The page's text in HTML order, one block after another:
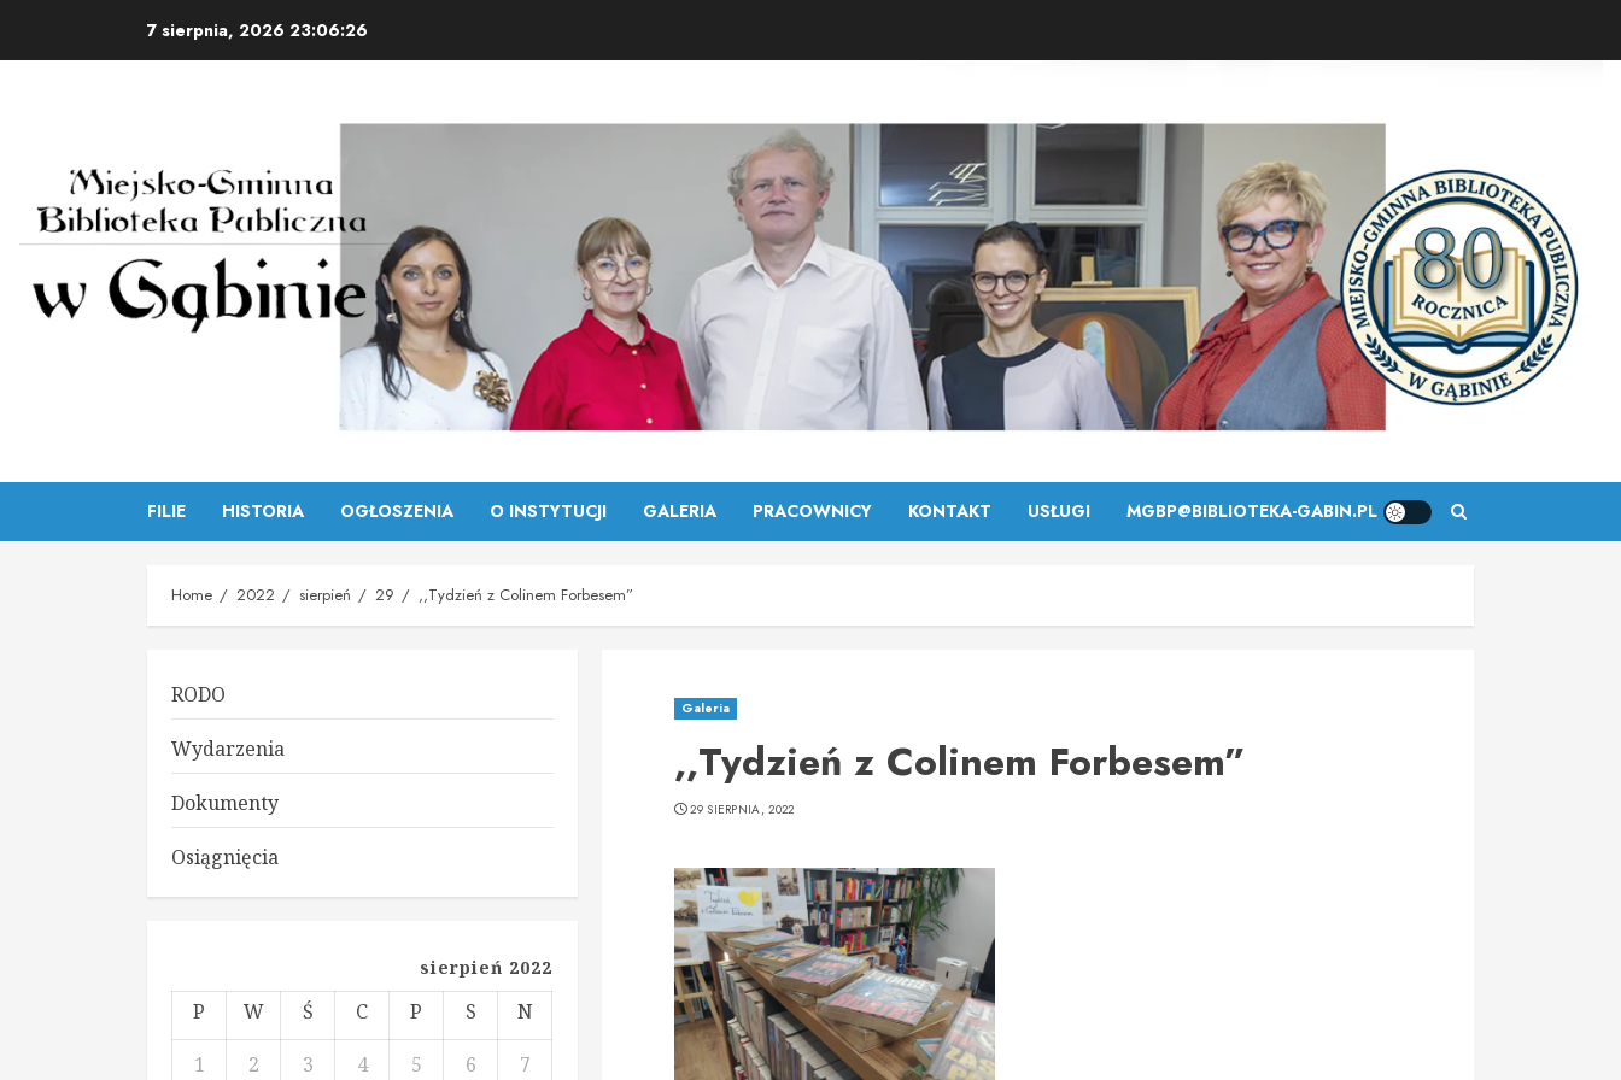
7 sierpnia, 2026 23:06:26
FILIE HISTORIA OGŁOSZENIA O INSTYTUCJI GALERIA PRACOWNICY KONTAKT USŁUGI MGBP@BIBLIOTEKA-GABIN.PL
Home 2022 sierpień 29 ,,Tydzień z Colinem Forbesem”
Galeria
,,Tydzień z Colinem Forbesem”
29 SIERPNIA, 2022
RODO
Wydarzenia
Dokumenty
Osiągnięcia
sierpień 2022
P W Ś C P S
N
1
2 3 4 5 6 7